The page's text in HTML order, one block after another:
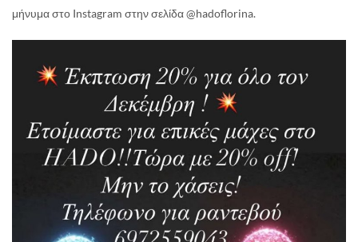
μήνυμα στο Instagram στην σελίδα @hadoflorina.